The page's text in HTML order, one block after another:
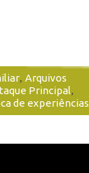
, Arquivos
Principal,
de experiências